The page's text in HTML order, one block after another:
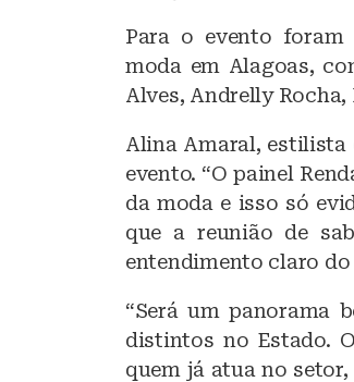
k
Para o evento foram
moda em Alagoas,
Alves, Andrelly Rocha,
Alina Amaral, estilista
evento. “O painel
da moda e isso só
que a reunião de
entendimento claro do
“Será um panorama
distintos no Estado.
quem já atua no